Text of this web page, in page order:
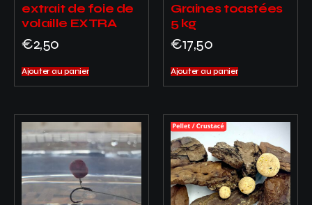
extrait de foie de
volaille EXTRA
€2,50
Ajouter au panier
Graines toastées
5 kg
€17,50
Ajouter au panier